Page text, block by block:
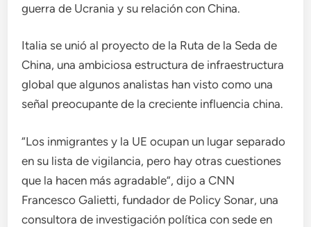
guerra de Ucrania y su relación con China.
Italia se unió al proyecto de la Ruta de la Seda de
China, una ambiciosa estructura de infraestructura
global que algunos analistas han visto como una
señal preocupante de la creciente influencia china.
“Los inmigrantes y la UE ocupan un lugar separado
en su lista de vigilancia, pero hay otras cuestiones
que la hacen más agradable”, dijo a CNN
Francesco Galietti, fundador de Policy Sonar, una
consultora de investigación política con sede en